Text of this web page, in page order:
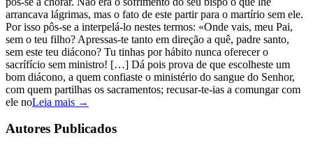
arrancava lágrimas, mas o fato de este partir para o martírio sem ele.
Por isso pôs-se a interpelá-lo nestes termos: «Onde vais, meu Pai,
sem o teu filho? Apressas-te tanto em direção a quê, padre santo,
sem este teu diácono? Tu tinhas por hábito nunca oferecer o
sacrífício sem ministro! […] Dá pois prova de que escolheste um
bom diácono, a quem confiaste o ministério do sangue do Senhor,
com quem partilhas os sacramentos; recusar-te-ias a comungar com
ele noLeia mais →
Autores Publicados